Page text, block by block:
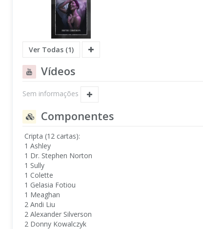
Ver Todas (1)
Vídeos
Sem informações
Componentes
Cripta (12 cartas):
1 Ashley
1 Dr. Stephen Norton
1 Sully
1 Colette
1 Gelasia Fotiou
1 Meaghan
2 Andi Liu
2 Alexander Silverson
2 Donny Kowalczyk